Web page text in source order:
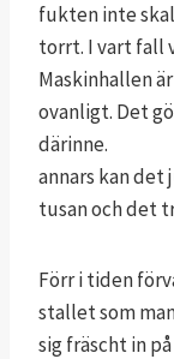
fukten inte
torrt. I vart fall
Maskinhallen
ovanligt. Det
därinne.
annars kan det
tusan och det
Förr i tiden
stallet som
sig fräscht in